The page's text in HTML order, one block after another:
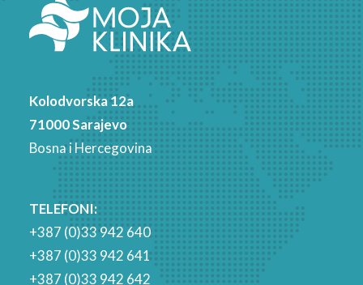
Kolodvorska 12a
71000 Sarajevo
Bosna i Hercegovina
TELEFONI:
+387 (0)33 942 640
+387 (0)33 942 641
+387 (0)33 942 642